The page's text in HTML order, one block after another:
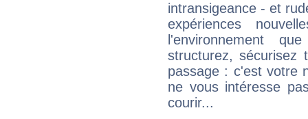
intransigeance - et
expériences
l'environnement
structurez, sécurisez
passage : c'est votre
ne vous intéresse
courir...